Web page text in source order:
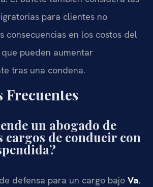
para clientes no
consecuencias en los costos del
pueden aumentar
tras una condena.
Frecuentes
un abogado de
de conducir con
defensa para un cargo bajo Va.